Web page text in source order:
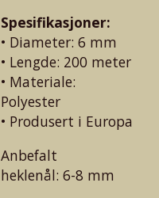
Spesifikasjoner:
• Diameter: 6 mm
• Lengde: 200 meter
• Materiale:
Polyester
• Produsert i Europa
Anbefalt
heklenål: 6-8 mm